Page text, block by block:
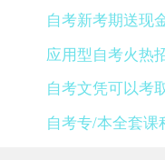
自考新考期送现
应用型自考火热
自考文凭可以考
自考专/本全套